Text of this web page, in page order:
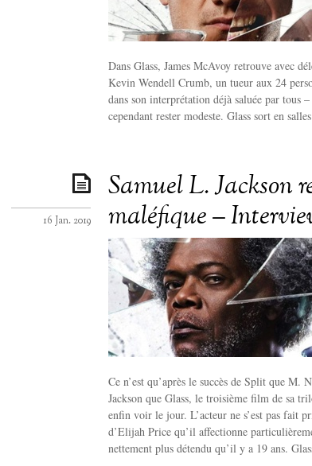
Dans Glass, James McAvoy retrouve avec
Kevin Wendell Crumb, un tueur aux 24
dans son interprétation déjà saluée par tous
cependant rester modeste. Glass sort en
Samuel L. Jackson
maléfique –
16 Jan. 2019
Ce n’est qu’après le succès de Split que
Jackson que Glass, le troisième film de sa
enfin voir le jour. L’acteur ne s’est pas fait
d’Elijah Price qu’il affectionne
nettement plus détendu qu’il y a 19 ans.